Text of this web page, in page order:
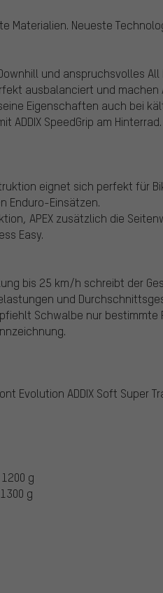
Materialien. Neueste
und anspruchsvolles
ausbalanciert und machen
Eigenschaften auch bei
SpeedGrip am
eignet sich perfekt für
Enduro-Einsätzen.
APEX zusätzlich die
Easy.
bis 25 km/h schreibt der
und
Schwalbe nur bestimmte
Evolution ADDIX Soft Super
g
g